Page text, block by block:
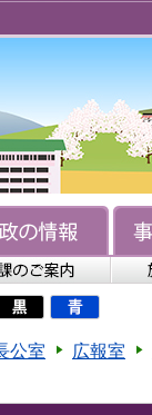
公室 広報室